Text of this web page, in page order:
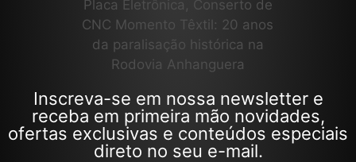
Inscreva-se em nossa newsletter e
receba em primeira mão novidades,
ofertas exclusivas e conteúdos especiais
direto no seu e-mail.